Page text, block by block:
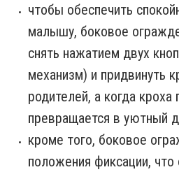
чтобы обеспечить
малышу, боковое
снять нажатием двух
механизм) и придвинуть
родителей, а когда кроха
превращается в уютный
кроме того, боковое
положения фиксации, что